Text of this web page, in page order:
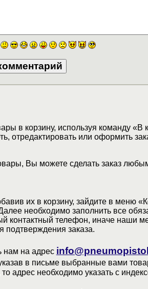
в корзину, используя команду «В
отредактировать или оформить
Вы можете сделать заказ
их в корзину, зайдите в меню
необходимо заполнить все
контактный телефон, иначе наши
подтверждения заказа.
нам на адрес
в письме выбранные вами
адрес необходимо указать с